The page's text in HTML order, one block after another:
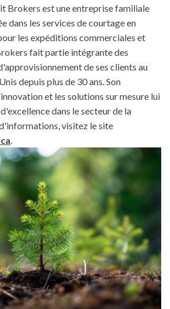
Brokers est une entreprise familiale
dans les services de courtage en
les expéditions commerciales et
fait partie intégrante des
de ses clients au
depuis plus de 30 ans. Son
et les solutions sur mesure lui
dans le secteur de la
visitez le site
.